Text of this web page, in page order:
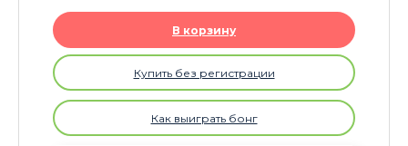
В корзину
Купить без регистрации
Как выиграть бонг